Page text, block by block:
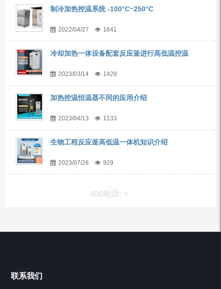
制冷加热控温系统 -100°C~250°C
2022/04/27 1641
冷却加热一体设备配套反应釜进行高低温控温
2023/03/14 1429
加热控温恒温器不同的应用介绍
2023/04/13 1133
生物工程反应釜高低温一体机知识介绍
2023/07/26 929
400电话:
产品分类
联系我们